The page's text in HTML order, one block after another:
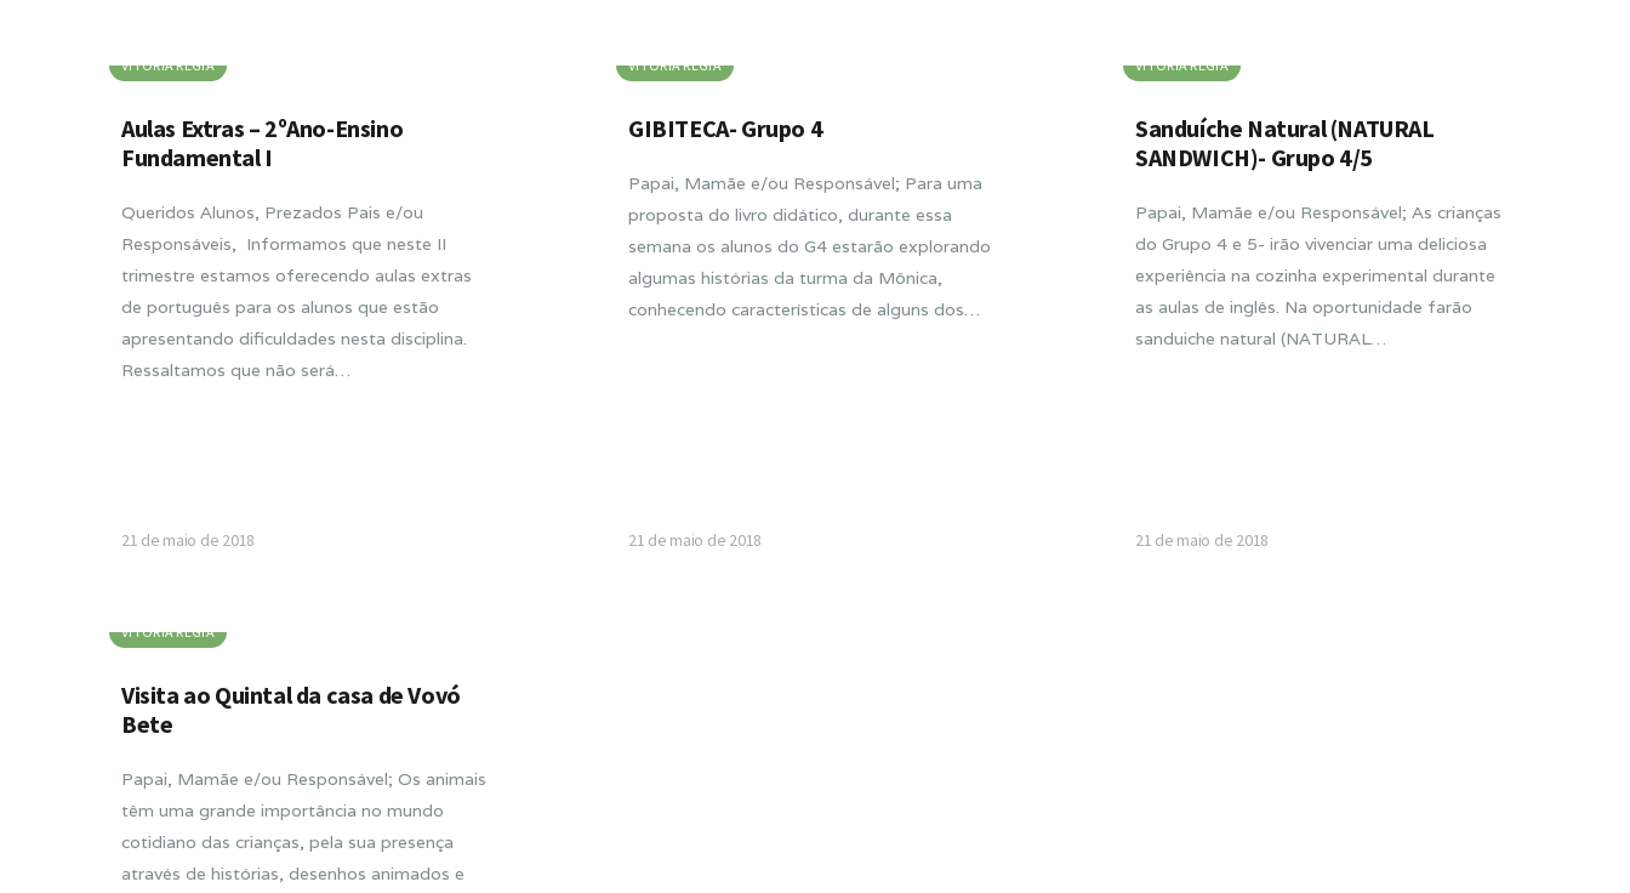
VITORIA RÉGIA
Aulas Extras – 2ºAno-Ensino
Fundamental I
Queridos Alunos, Prezados Pais e/ou
Responsáveis, Informamos que neste II
trimestre estamos oferecendo aulas extras
de português para os alunos que estão
apresentando dificuldades nesta disciplina.
Ressaltamos que não será…
21 de maio de 2018
VITORIA RÉGIA
GIBITECA- Grupo 4
Papai, Mamãe e/ou Responsável; Para uma
proposta do livro didático, durante essa
semana os alunos do G4 estarão explorando
algumas histórias da turma da Mônica,
conhecendo características de alguns dos…
21 de maio de 2018
VITORIA RÉGIA
Sanduíche Natural (NATURAL
SANDWICH)- Grupo 4/5
Papai, Mamãe e/ou Responsável; As crianças
do Grupo 4 e 5- irão vivenciar uma deliciosa
experiência na cozinha experimental durante
as aulas de inglês. Na oportunidade farão
sanduiche natural (NATURAL…
21 de maio de 2018
VITORIA RÉGIA
Visita ao Quintal da casa de Vovó
Bete
Papai, Mamãe e/ou Responsável; Os animais
têm uma grande importância no mundo
cotidiano das crianças, pela sua presença
através de histórias, desenhos animados e